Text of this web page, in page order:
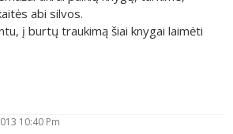
abi silvos.
į burtų traukimą šiai knygai laimėti
10:40 Pm